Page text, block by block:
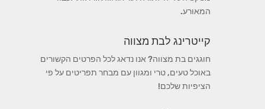
המאורע.
קייטרינג לבת מצווה
חוגגים בת מצווה? אנו נדאג לכל הפרטים הקשורים
באוכל טעים, טרי ומגוון עם מבחר תפריטים על פי
הציפיות שלכם!